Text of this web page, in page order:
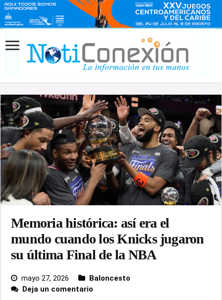
Memoria histórica: así era el
mundo cuando los Knicks jugaron
su última Final de la NBA
mayo 27, 2026
Baloncesto
Deja un comentario